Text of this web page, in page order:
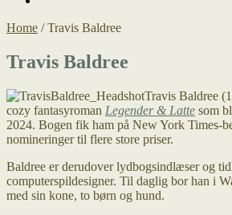
Home /Travis Baldree
Travis Baldree
Travis Baldree
cozy fantasyroman Legender & Latte som
2024. Bogen fik ham på New York Times-
nomineringer til flere store priser.
Baldree er derudover lydbogsindlæser og
computerspildesigner. Til daglig bor han i
med sin kone, to børn og hund.